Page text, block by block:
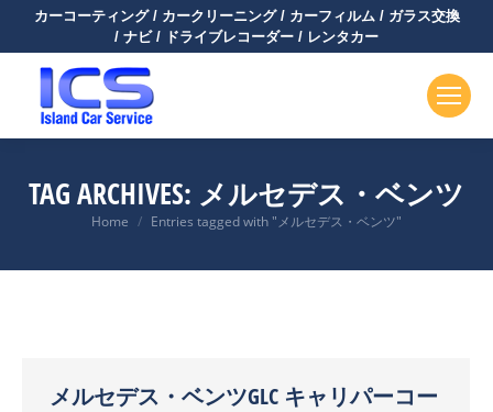
カーコーティング / カークリーニング / カーフィルム / ガラス交換
/ ナビ / ドライブレコーダー / レンタカー
TAG ARCHIVES: メルセデス・ベンツ
You are here:
Home Entries tagged with "メルセデス・ベンツ"
メルセデス・ベンツGLC キャリパーコー